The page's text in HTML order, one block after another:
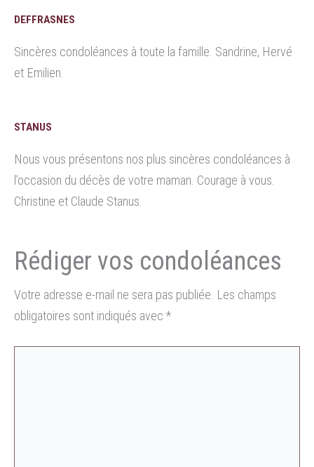
DEFFRASNES
Sincères condoléances à toute la famille. Sandrine, Hervé
et Emilien.
STANUS
Nous vous présentons nos plus sincères condoléances à
l’occasion du décès de votre maman. Courage à vous.
Christine et Claude Stanus.
Votre adresse e-mail ne sera pas publiée. Les champs
obligatoires sont indiqués avec *